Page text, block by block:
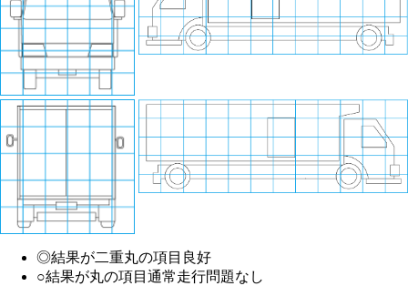
◎結果が二重丸の項目 良好
○結果が丸の項目 通常走行問題なし